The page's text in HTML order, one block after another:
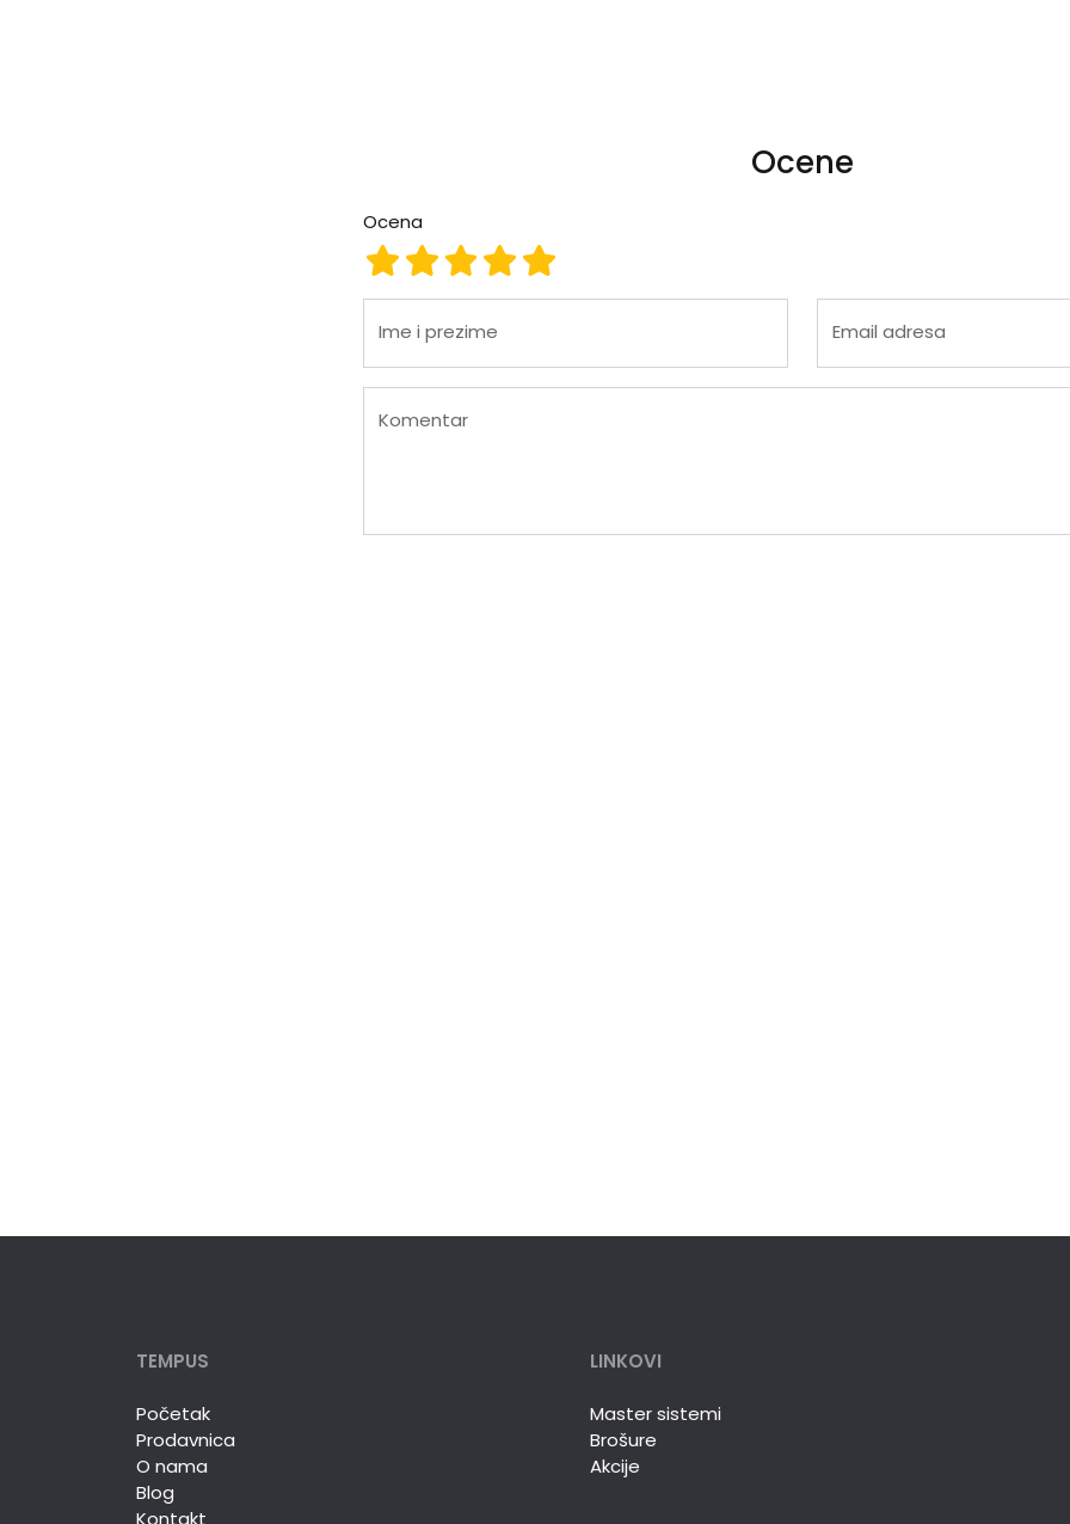
Ocene
Ocena
Ocena 5
Ocena 4
Ocena 3
Ocena 2
Ocena 1
Ime i prezime Email adresa
Komentar
TEMPUS
Početak
Prodavnica
O nama
Blog
LINKOVI
Master sistemi
Brošure
Akcije